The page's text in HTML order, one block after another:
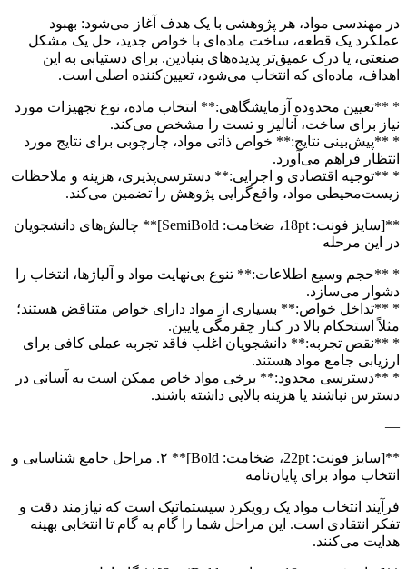
در مهندسی مواد، هر پژوهشی با یک هدف آغاز می‌شود: بهبود
عملکرد یک قطعه، ساخت ماده‌ای با خواص جدید، حل یک مشکل
صنعتی، یا درک عمیق‌تر پدیده‌های بنیادین. برای دستیابی به این
اهداف، ماده‌ای که انتخاب می‌شود، تعیین‌کننده اصلی است.
* **تعیین محدوده آزمایشگاهی:** انتخاب ماده، نوع تجهیزات مورد
نیاز برای ساخت، آنالیز و تست را مشخص می‌کند.
* **پیش‌بینی نتایج:** خواص ذاتی مواد، چارچوبی برای نتایج مورد
انتظار فراهم می‌آورد.
* **توجیه اقتصادی و اجرایی:** دسترسی‌پذیری، هزینه و ملاحظات
زیست‌محیطی مواد، واقع‌گرایی پژوهش را تضمین می‌کند.
**[سایز فونت: 18pt، ضخامت: SemiBold]** چالش‌های دانشجویان
در این مرحله
* **حجم وسیع اطلاعات:** تنوع بی‌نهایت مواد و آلیاژها، انتخاب را
دشوار می‌سازد.
* **تداخل خواص:** بسیاری از مواد دارای خواص متناقض هستند؛
مثلاً استحکام بالا در کنار چقرمگی پایین.
* **نقص تجربه:** دانشجویان اغلب فاقد تجربه عملی کافی برای
ارزیابی جامع مواد هستند.
* **دسترسی محدود:** برخی مواد خاص ممکن است به آسانی در
دسترس نباشند یا هزینه بالایی داشته باشند.
—
**[سایز فونت: 22pt، ضخامت: Bold]** ۲. مراحل جامع شناسایی و
انتخاب مواد برای پایان‌نامه
فرآیند انتخاب مواد یک رویکرد سیستماتیک است که نیازمند دقت و
تفکر انتقادی است. این مراحل شما را گام به گام تا انتخابی بهینه
هدایت می‌کنند.